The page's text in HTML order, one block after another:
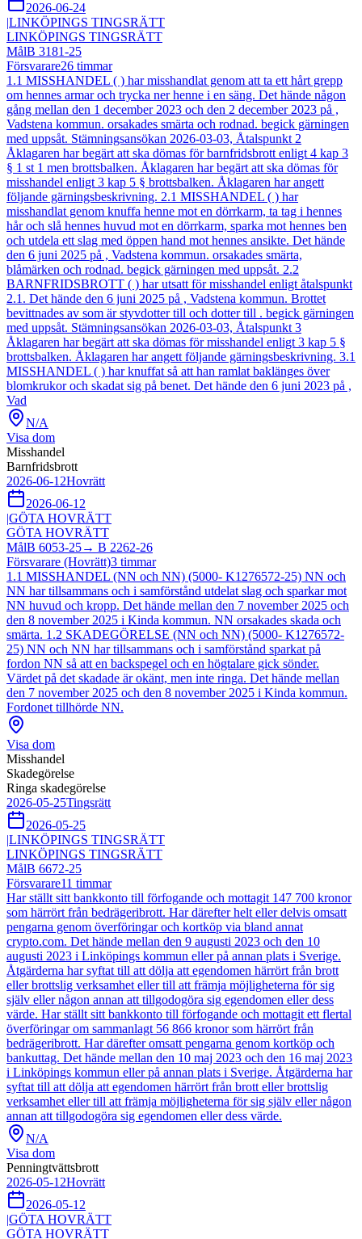
2026-06-24
|LINKÖPINGS TINGSRÄTT
LINKÖPINGS TINGSRÄTT
MålB 3181-25
Försvarare26 timmar
1.1 MISSHANDEL ( ) har misshandlat genom att ta ett hårt grepp
om hennes armar och trycka ner henne i en säng. Det hände någon
gång mellan den 1 december 2023 och den 2 december 2023 på ,
Vadstena kommun. orsakades smärta och rodnad. begick gärningen
med uppsåt. Stämningsansökan 2026-03-03, Åtalspunkt 2
Åklagaren har begärt att ska dömas för barnfridsbrott enligt 4 kap 3
§ 1 st 1 men brottsbalken. Åklagaren har begärt att ska dömas för
misshandel enligt 3 kap 5 § brottsbalken. Åklagaren har angett
följande gärningsbeskrivning. 2.1 MISSHANDEL ( ) har
misshandlat genom knuffa henne mot en dörrkarm, ta tag i hennes
hår och slå hennes huvud mot en dörrkarm, sparka mot hennes ben
och utdela ett slag med öppen hand mot hennes ansikte. Det hände
den 6 juni 2025 på , Vadstena kommun. orsakades smärta,
blåmärken och rodnad. begick gärningen med uppsåt. 2.2
BARNFRIDSBROTT ( ) har utsatt för misshandel enligt åtalspunkt
2.1. Det hände den 6 juni 2025 på , Vadstena kommun. Brottet
bevittnades av som är styvdotter till och dotter till . begick gärningen
med uppsåt. Stämningsansökan 2026-03-03, Åtalspunkt 3
Åklagaren har begärt att ska dömas för misshandel enligt 3 kap 5 §
brottsbalken. Åklagaren har angett följande gärningsbeskrivning. 3.1
MISSHANDEL ( ) har knuffat så att han ramlat baklänges över
blomkrukor och skadat sig på benet. Det hände den 6 juni 2023 på ,
Vad
N/A
Visa dom
Misshandel
Barnfridsbrott
2026-06-12Hovrätt
2026-06-12
|GÖTA HOVRÄTT
GÖTA HOVRÄTT
MålB 6053-25→ B 2262-26
Försvarare (Hovrätt)3 timmar
1.1 MISSHANDEL (NN och NN) (5000- K1276572-25) NN och
NN har tillsammans och i samförstånd utdelat slag och sparkar mot
NN huvud och kropp. Det hände mellan den 7 november 2025 och
den 8 november 2025 i Kinda kommun. NN orsakades skada och
smärta. 1.2 SKADEGÖRELSE (NN och NN) (5000- K1276572-
25) NN och NN har tillsammans och i samförstånd sparkat på
fordon NN så att en backspegel och en högtalare gick sönder.
Värdet på det skadade är okänt, men inte ringa. Det hände mellan
den 7 november 2025 och den 8 november 2025 i Kinda kommun.
Fordonet tillhörde NN.
Visa dom
Misshandel
Skadegörelse
Ringa skadegörelse
2026-05-25Tingsrätt
2026-05-25
|LINKÖPINGS TINGSRÄTT
LINKÖPINGS TINGSRÄTT
MålB 6672-25
Försvarare11 timmar
Har ställt sitt bankkonto till förfogande och mottagit 147 700 kronor
som härrört från bedrägeribrott. Har därefter helt eller delvis omsatt
pengarna genom överföringar och kortköp via bland annat
crypto.com. Det hände mellan den 9 augusti 2023 och den 10
augusti 2023 i Linköpings kommun eller på annan plats i Sverige.
Åtgärderna har syftat till att dölja att egendomen härrört från brott
eller brottslig verksamhet eller till att främja möjligheterna för sig
själv eller någon annan att tillgodogöra sig egendomen eller dess
värde. Har ställt sitt bankkonto till förfogande och mottagit ett flertal
överföringar om sammanlagt 56 866 kronor som härrört från
bedrägeribrott. Har därefter omsatt pengarna genom kortköp och
bankuttag. Det hände mellan den 10 maj 2023 och den 16 maj 2023
i Linköpings kommun eller på annan plats i Sverige. Åtgärderna har
syftat till att dölja att egendomen härrört från brott eller brottslig
verksamhet eller till att främja möjligheterna för sig själv eller någon
annan att tillgodogöra sig egendomen eller dess värde.
N/A
Visa dom
Penningtvättsbrott
2026-05-12Hovrätt
2026-05-12
|GÖTA HOVRÄTT
GÖTA HOVRÄTT